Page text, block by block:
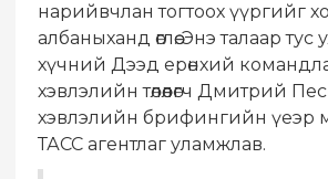
нарийвчлан тогтоох үүргийг
албаныханд өглөө. Энэ талаар
хүчний Дээд ерөнхий
хэвлэлийн төлөөлөгч Дмитрий
хэвлэлийн брифингийн үеэр
ТАСС агентлаг уламжлав.